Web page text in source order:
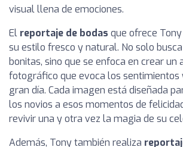
visual llena de emociones.
El reportaje de bodas que ofrece
su estilo fresco y natural. No solo
bonitas, sino que se enfoca en crear un
fotográfico que evoca los
gran día. Cada imagen está diseñada
los novios a esos momentos de
revivir una y otra vez la magia de su
Además, Tony también realiza